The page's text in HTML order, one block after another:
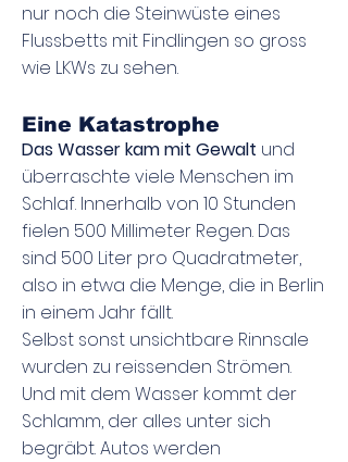
nur noch die Steinwüste eines
Flussbetts mit Findlingen so gross
wie LKWs zu sehen.
Eine Katastrophe
Das Wasser kam mit Gewalt und
überraschte viele Menschen im
Schlaf. Innerhalb von 10 Stunden
fielen 500 Millimeter Regen. Das
sind 500 Liter pro Quadratmeter,
also in etwa die Menge, die in Berlin
in einem Jahr fällt.
Selbst sonst unsichtbare Rinnsale
wurden zu reissenden Strömen.
Und mit dem Wasser kommt der
Schlamm, der alles unter sich
begräbt. Autos werden